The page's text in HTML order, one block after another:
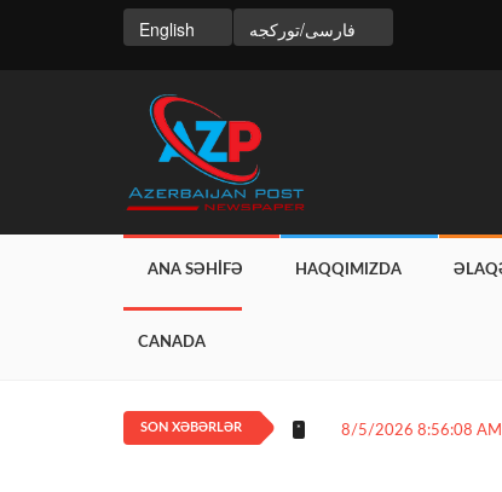
English فارسی/تورکجه
ANA SƏHİFƏ HAQQIMIZDA
CANADA
SON XƏBƏRLƏR * 8/5/2026 8:50:26 AM